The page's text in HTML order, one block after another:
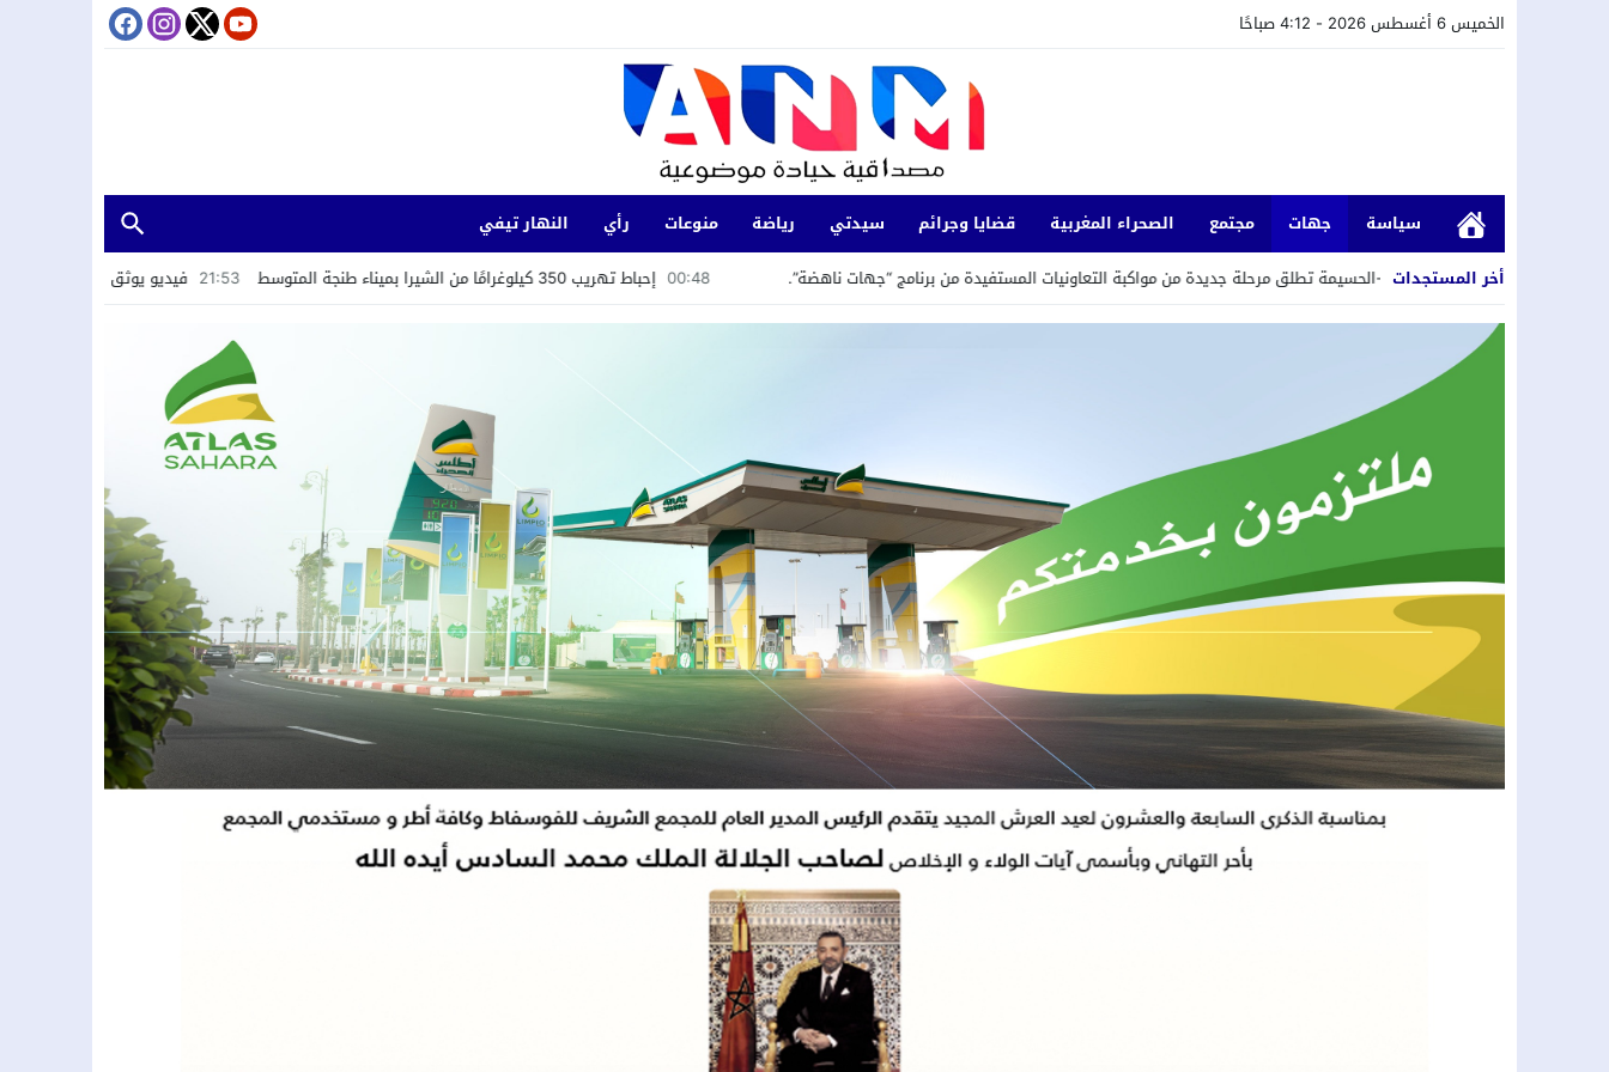
الخميس 6 أغسطس 2026 - 4:12 صباحًا
سياسة جهات مجتمع الصحراء المغربية قضايا وجرائم سيدتي رياضة منوعات رأي
النهار تيفي
أخر المستجدات
00:48 إحباط تهريب 350 كيلوغرامًا من الشيرا بميناء طنجة المتوسط 21:53 فيديو يوثق ابتزاز سائحين يطيح بمشتبه فيه في تطوان-الحسيمة تطلق مرحلة جديدة من مواكبة التعاونيات المستفيدة من برنامج “جهات ناهضة”.